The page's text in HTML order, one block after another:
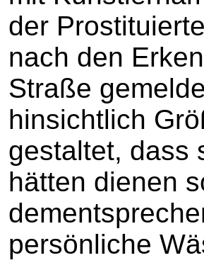
der
nach den
Straße
hinsichtlich
gestaltet, dass
hätten dienen
persönliche